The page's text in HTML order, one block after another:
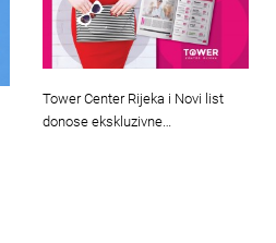
Tower Center Rijeka i Novi list
donose ekskluzivne…